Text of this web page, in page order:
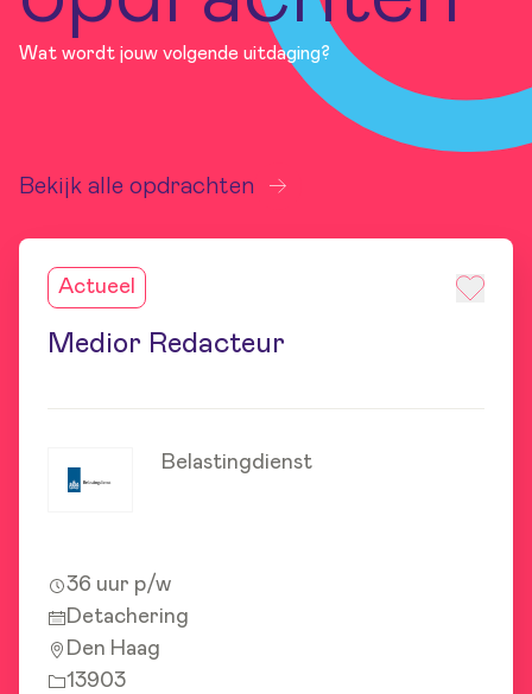
Wat wordt jouw volgende uitdaging?
Bekijk alle opdrachten
Actueel
Medior Redacteur
Belastingdienst
36 uur p/w
13903
Detachering
Den Haag